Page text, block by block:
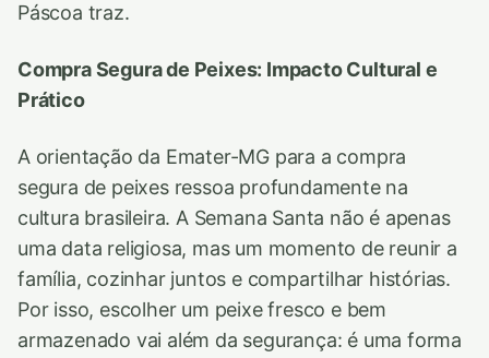
Páscoa traz.
Compra Segura de Peixes: Impacto Cultural e
Prático
A orientação da Emater-MG para a compra
segura de peixes ressoa profundamente na
cultura brasileira. A Semana Santa não é apenas
uma data religiosa, mas um momento de reunir a
família, cozinhar juntos e compartilhar histórias.
Por isso, escolher um peixe fresco e bem
armazenado vai além da segurança: é uma forma